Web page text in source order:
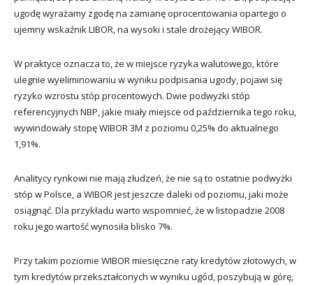
ugodę wyrażamy zgodę na zamianę oprocentowania opartego o
ujemny wskaźnik LIBOR, na wysoki i stale drożejący WIBOR.
W praktyce oznacza to, że w miejsce ryzyka walutowego, które
ulegnie wyeliminowaniu w wyniku podpisania ugody, pojawi się
ryzyko wzrostu stóp procentowych. Dwie podwyżki stóp
referencyjnych NBP, jakie miały miejsce od października tego roku,
wywindowały stopę WIBOR 3M z poziomu 0,25% do aktualnego
1,91%.
Analitycy rynkowi nie mają złudzeń, że nie są to ostatnie podwyżki
stóp w Polsce, a WIBOR jest jeszcze daleki od poziomu, jaki może
osiągnąć. Dla przykładu warto wspomnieć, że w listopadzie 2008
roku jego wartość wynosiła blisko 7%.
Przy takim poziomie WIBOR miesięczne raty kredytów złotowych, w
tym kredytów przekształconych w wyniku ugód, poszybują w górę,